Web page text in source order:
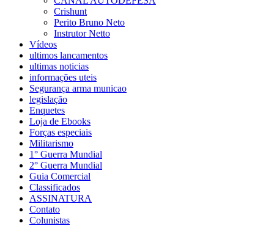
Crishunt
Perito Bruno Neto
Instrutor Netto
Vídeos
ultimos lancamentos
ultimas noticias
informações uteis
Segurança arma municao
legislação
Enquetes
Loja de Ebooks
Forças especiais
Militarismo
1° Guerra Mundial
2° Guerra Mundial
Guia Comercial
Classificados
ASSINATURA
Contato
Colunistas